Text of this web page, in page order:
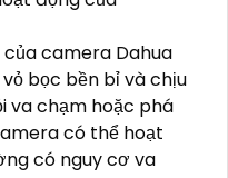
camera Dahua
bọc bền bỉ và chịu
va chạm hoặc phá
có thể hoạt
có nguy cơ va